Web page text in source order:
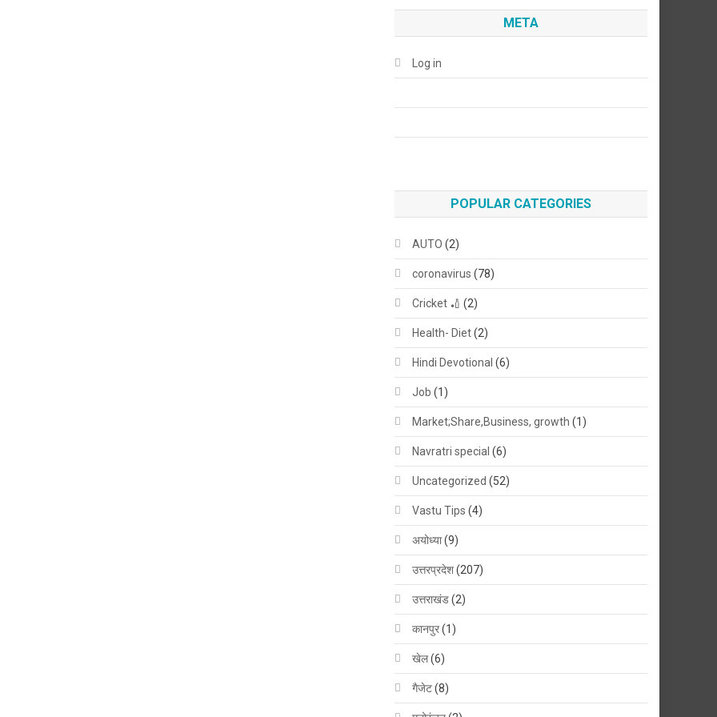
META
Log in
POPULAR CATEGORIES
AUTO (2)
coronavirus (78)
Cricket 🏏 (2)
Health- Diet(2)
Hindi Devotional (6)
Job (1)
Market;Share,Business, growth (1)
Navratri special (6)
Uncategorized (52)
Vastu Tips (4)
अयोध्या(9)
उत्तरप्रदेश(207)
उत्तराखंड(2)
कानपुर(1)
खेल(6)
गैजेट(8)